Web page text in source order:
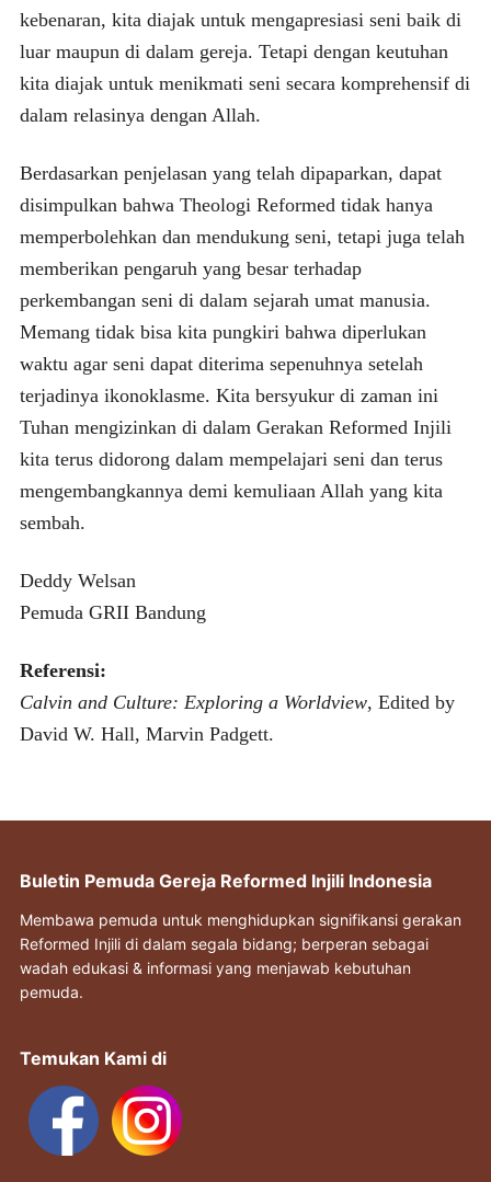
kebenaran, kita diajak untuk mengapresiasi seni baik di
luar maupun di dalam gereja. Tetapi dengan keutuhan
kita diajak untuk menikmati seni secara komprehensif di
dalam relasinya dengan Allah.
Berdasarkan penjelasan yang telah dipaparkan, dapat
disimpulkan bahwa Theologi Reformed tidak hanya
memperbolehkan dan mendukung seni, tetapi juga telah
memberikan pengaruh yang besar terhadap
perkembangan seni di dalam sejarah umat manusia.
Memang tidak bisa kita pungkiri bahwa diperlukan
waktu agar seni dapat diterima sepenuhnya setelah
terjadinya ikonoklasme. Kita bersyukur di zaman ini
Tuhan mengizinkan di dalam Gerakan Reformed Injili
kita terus didorong dalam mempelajari seni dan terus
mengembangkannya demi kemuliaan Allah yang kita
sembah.
Deddy Welsan
Pemuda GRII Bandung
Referensi:
Calvin and Culture: Exploring a Worldview, Edited by
David W. Hall, Marvin Padgett.
Buletin Pemuda Gereja Reformed Injili Indonesia
Membawa pemuda untuk menghidupkan signifikansi gerakan
Reformed Injili di dalam segala bidang; berperan sebagai
wadah edukasi & informasi yang menjawab kebutuhan
pemuda.
Temukan Kami di